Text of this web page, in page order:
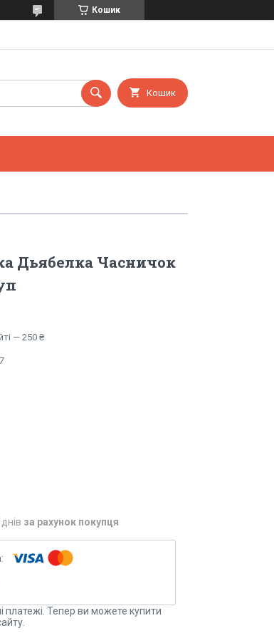
Кошик
Кошик
Дьябелка Часничок
— 250 ₴
за рахунок покупця
платежі. Тепер ви можете купити